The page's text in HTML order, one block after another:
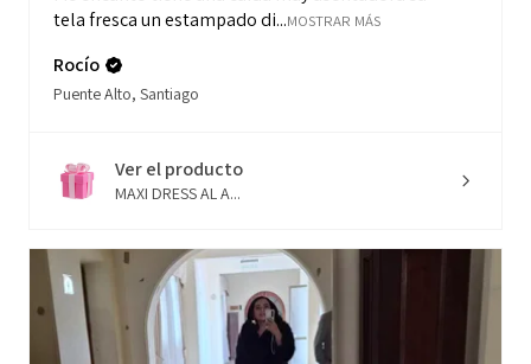
tela fresca un estampado di...MOSTRAR MÁS
Rocío
Puente Alto, Santiago
Ver el producto
MAXI DRESS AL A...